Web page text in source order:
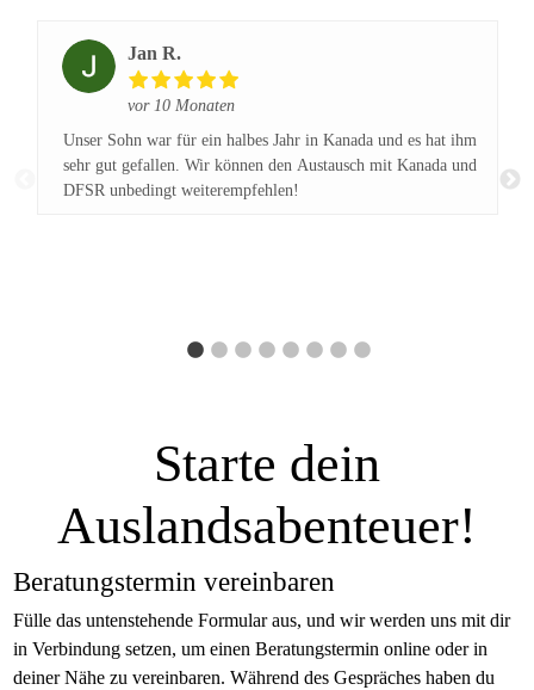
Jan R.
vor 10 Monaten
Unser Sohn war für ein halbes Jahr in Kanada und es hat ihm
sehr gut gefallen. Wir können den Austausch mit Kanada und
DFSR unbedingt weiterempfehlen!
Starte dein
Auslandsabenteuer!
Beratungstermin vereinbaren
Fülle das untenstehende Formular aus, und wir werden uns mit dir
in Verbindung setzen, um einen Beratungstermin online oder in
deiner Nähe zu vereinbaren. Während des Gespräches haben du